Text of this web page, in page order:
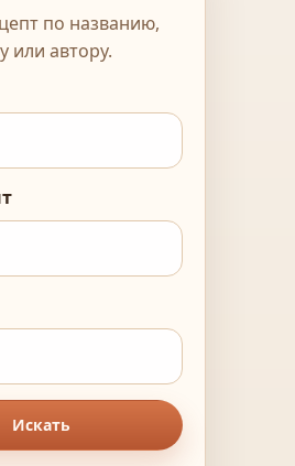
по названию,
или автору.
Искать